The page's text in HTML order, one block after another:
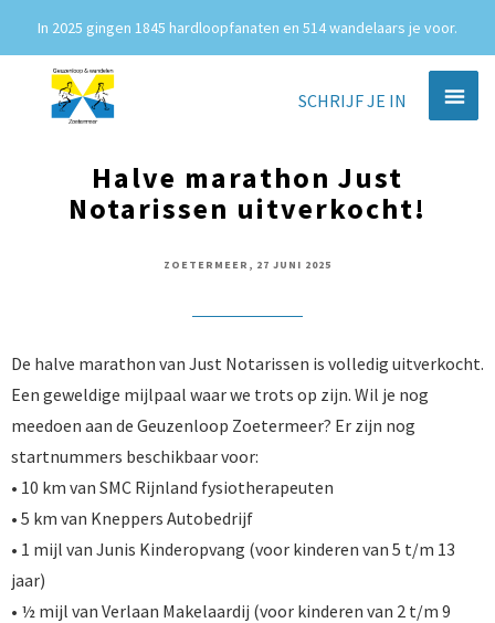
In 2025 gingen 1845 hardloopfanaten en 514 wandelaars je voor.
SCHRIJF JE IN
Halve marathon Just
Notarissen uitverkocht!
ZOETERMEER, 27 JUNI 2025
De halve marathon van Just Notarissen is volledig uitverkocht.
Een geweldige mijlpaal waar we trots op zijn. Wil je nog
meedoen aan de Geuzenloop Zoetermeer? Er zijn nog
startnummers beschikbaar voor:
• 10 km van SMC Rijnland fysiotherapeuten
• 5 km van Kneppers Autobedrijf
• 1 mijl van Junis Kinderopvang (voor kinderen van 5 t/m 13
jaar)
• ½ mijl van Verlaan Makelaardij (voor kinderen van 2 t/m 9